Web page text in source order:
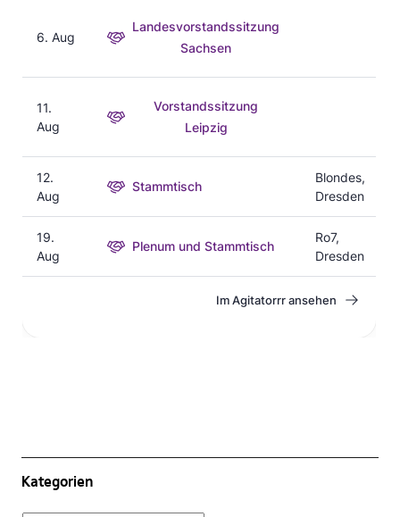
Kategorien